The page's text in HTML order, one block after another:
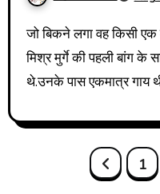
जो बिकने लगा वह किसी एक का होकर नहीं रहता है रमेश कुमार
मिश्र मुर्गे की पहली बांग के
थे.उनके पास एकमात्र गाय
1